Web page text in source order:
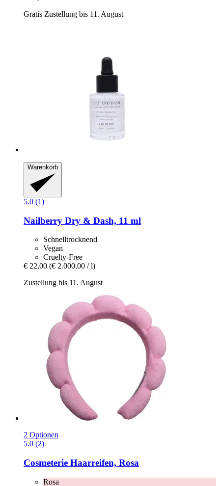
Gratis Zustellung bis 11. August
Warenkorb
5.0 (1)
Nailberry Dry & Dash, 11 ml
Schnelltrocknend
Vegan
Cruelty-Free
€ 22,00 (€ 2.000,00 / l)
Zustellung bis 11. August
2 Optionen
5.0 (2)
Cosmeterie Haarreifen, Rosa
Rosa